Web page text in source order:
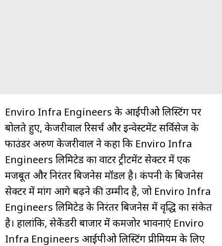
Enviro Infra Engineers के आईपीओ लिस्टिंग पर
बोलते हुए, केजरीवाल रिसर्च और इन्वेस्टमेंट सर्विसेज के
फाउंडर अरुण केजरीवाल ने कहा कि Enviro Infra
Engineers लिमिटेड का वाटर ट्रीटमेंट सेक्टर में एक
मजबूत और निरंतर बिजनेस मॉडल है। कंपनी के बिजनेस
सेक्टर में मांग आगे बढ़ने की उम्मीद है, जो Enviro Infra
Engineers लिमिटेड के निरंतर बिजनेस में वृद्धि का संकेत
है। हालांकि, सेकेंडरी बाजार में कमजोर भावनाएं Enviro
Infra Engineers आईपीओ लिस्टिंग प्रीमियम के लिए